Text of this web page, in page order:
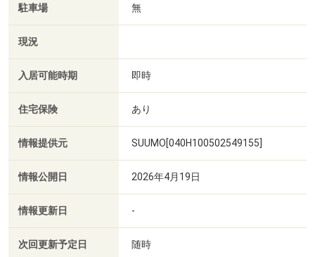
駐車場 無
現況
入居可能時期 即時
住宅保険 あり
情報提供元 SUUMO[040H100502549155]
情報公開日 2026年4月19日
情報更新日 -
次回更新予定日 随時